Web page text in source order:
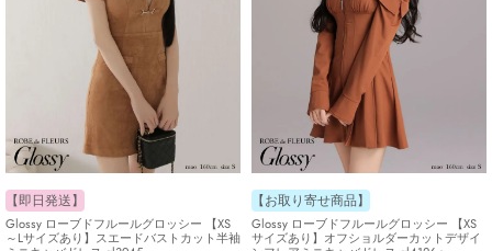
【即日発送】
Glossy ローブドフルールグロッシー 【XS
～Lサイズあり】スエードバストカット半袖
【お取り寄せ商品】
Glossy ローブドフルールグロッシー 【XS
サイズあり】オフショルダーカットデザイ